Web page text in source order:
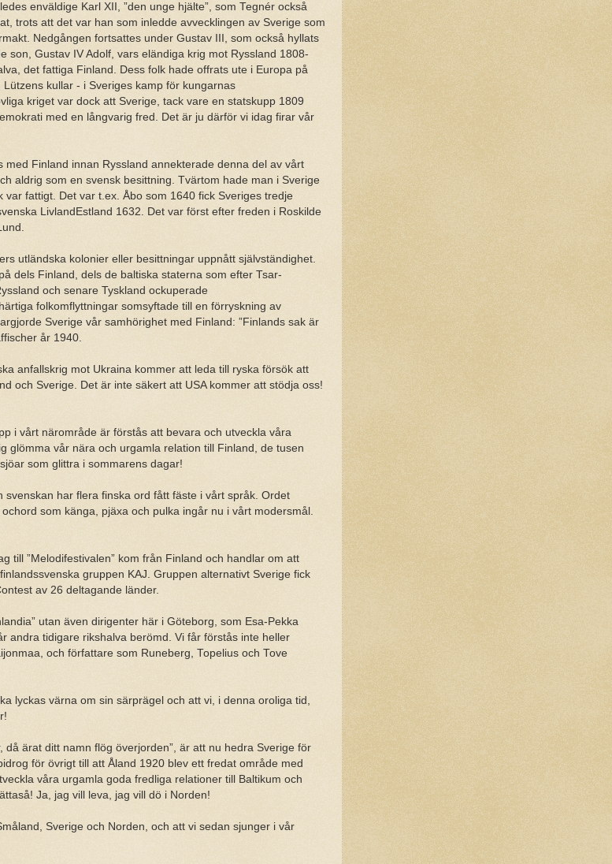
enväldige Karl XII, ”den unge hjälte”, som Tegnér också
trots att det var han som inledde avvecklingen av Sverige som
Nedgången fortsattes under Gustav III, som också hyllats
son, Gustav IV Adolf, vars eländiga krig mot Ryssland 1808-
det fattiga Finland. Dess folk hade offrats ute i Europa på
kullar - i Sveriges kamp för kungarnas
kriget var dock att Sverige, tack vare en statskupp 1809
med en långvarig fred. Det är ju därför vi idag firar vår
Finland innan Ryssland annekterade denna del av vårt
aldrig som en svensk besittning. Tvärtom hade man i Sverige
fattigt. Det var t.ex. Åbo som 1640 fick Sveriges tredje
LivlandEstland 1632. Det var först efter freden i Roskilde
utländska kolonier eller besittningar uppnått självständighet.
dels Finland, dels de baltiska staterna som efter Tsar-
och senare Tyskland ockuperade
folkomflyttningar somsyftade till en förryskning av
Sverige vår samhörighet med Finland: ”Finlands sak är
år 1940.
anfallskrig mot Ukraina kommer att leda till ryska försök att
och Sverige. Det är inte säkert att USA kommer att stödja oss!
i vårt närområde är förstås att bevara och utveckla våra
glömma vår nära och urgamla relation till Finland, de tusen
som glittra i sommarens dagar!
har flera finska ord fått fäste i vårt språk. Ordet
som känga, pjäxa och pulka ingår nu i vårt modersmål.
till ”Melodifestivalen” kom från Finland och handlar om att
gruppen KAJ. Gruppen alternativt Sverige fick
av 26 deltagande länder.
utan även dirigenter här i Göteborg, som Esa-Pekka
andra tidigare rikshalva berömd. Vi får förstås inte heller
och författare som Runeberg, Topelius och Tove
lyckas värna om sin särprägel och att vi, i denna oroliga tid,
ärat ditt namn flög överjorden”, är att nu hedra Sverige för
för övrigt till att Åland 1920 blev ett fredat område med
våra urgamla goda fredliga relationer till Baltikum och
Ja, jag vill leva, jag vill dö i Norden!
Sverige och Norden, och att vi sedan sjunger i vår